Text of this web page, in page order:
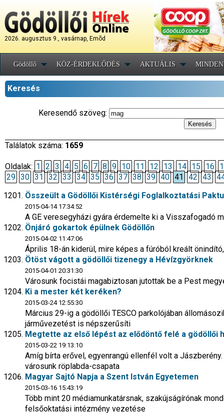
2026. augusztus 9., vasárnap, Emõd
Gödöllő KÖZ-ÉRDEKLŐDÉS AKTUÁLIS
Keresés
Keresendő szöveg:
Találatok száma: 1659
Oldalak: 1 2 3 4 5 6 7 8 9 10 11 12 13 14 15 16
29 30 31 32 33 34 35 36 37 38 39 40 41 42 43
Összeült a Gödöllői Kistérségi Foglalkoztatási
2015-04-14 17:34:52
A GE veresegyházi gyára érdemelte ki a Visszafogadó
Önjáró gokartok épülnek Gödöllőn
2015-04-02 11:47:06
Április 18-án kiderül, mire képes a fúróból kreált
Ötöst vágott a gödöllői tizenegy a Hévízgyörknek
2015-04-01 20:31:30
Városunk focistái magabiztosan jutottak be a Pest
Ki a mester két keréken?
2015-03-24 12:55:30
Március 29-ig a gödöllői TESCO parkolójában
járművezetést is népszerűsíti
Megtette az első lépést az elődöntő felé a gödöllői
2015-03-22 19:13:10
Amíg bírta erővel, egyenrangú ellenfél volt a
városunk röplabda-csapata
Magyar Sajtó Napja a Szent István Egyetemen
2015-03-16 15:43:19
Több mint 20 médiamunkatársnak, szakújságírónak
felsőoktatási intézmény vezetése